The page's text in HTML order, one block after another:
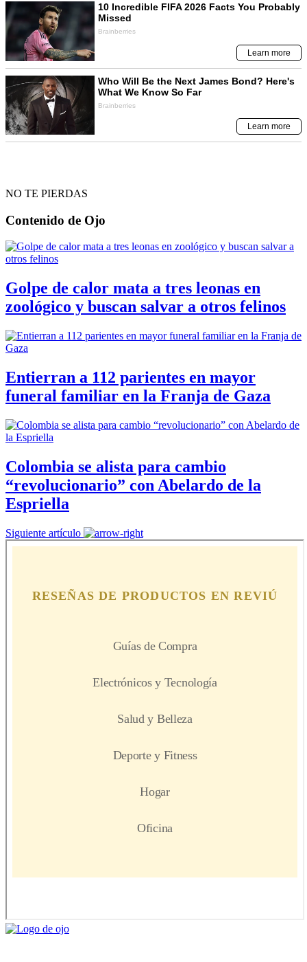
NO TE PIERDAS
Contenido de Ojo
Golpe de calor mata a tres leonas en
zoológico y buscan salvar a otros felinos
Entierran a 112 parientes en mayor
funeral familiar en la Franja de Gaza
Colombia se alista para cambio
“revolucionario” con Abelardo de la
Espriella
Siguiente artículo